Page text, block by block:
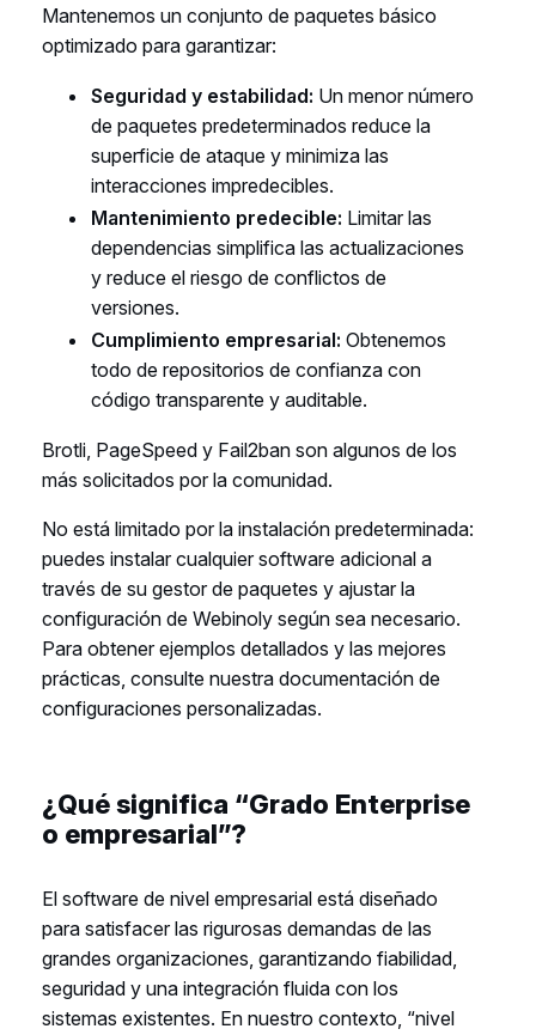
Mantenemos un conjunto de paquetes básico
optimizado para garantizar:
Seguridad y estabilidad: Un menor número
de paquetes predeterminados reduce la
superficie de ataque y minimiza las
interacciones impredecibles.
Mantenimiento predecible: Limitar las
dependencias simplifica las actualizaciones
y reduce el riesgo de conflictos de
versiones.
Cumplimiento empresarial: Obtenemos
todo de repositorios de confianza con
código transparente y auditable.
Brotli, PageSpeed ​​y Fail2ban son algunos de los
más solicitados por la comunidad.
No está limitado por la instalación predeterminada:
puedes instalar cualquier software adicional a
través de su gestor de paquetes y ajustar la
configuración de Webinoly según sea necesario.
Para obtener ejemplos detallados y las mejores
prácticas, consulte nuestra documentación de
configuraciones personalizadas.
¿Qué significa “Grado Enterprise
o empresarial”?
El software de nivel empresarial está diseñado
para satisfacer las rigurosas demandas de las
grandes organizaciones, garantizando fiabilidad,
seguridad y una integración fluida con los
sistemas existentes. En nuestro contexto, “nivel